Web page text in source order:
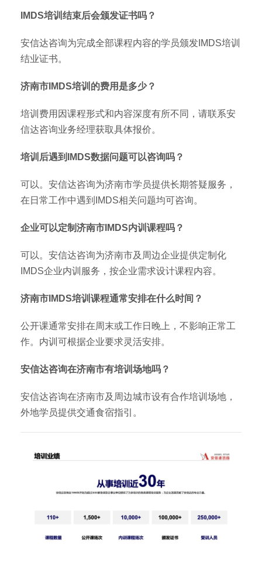
IMDS培训结束后会颁发证书吗？
安信达咨询为完成全部课程内容的学员颁发IMDS培训
结业证书。
济南市IMDS培训的费用是多少？
培训费用因课程形式和内容深度有所不同，请联系安
信达咨询业务经理获取具体报价。
培训后遇到IMDS数据问题可以咨询吗？
可以。安信达咨询为济南市学员提供长期答疑服务，
在日常工作中遇到IMDS相关问题均可咨询。
企业可以定制济南市IMDS内训课程吗？
可以。安信达咨询为济南市及周边企业提供定制化
IMDS企业内训服务，按企业需求设计课程内容。
济南市IMDS培训课程通常安排在什么时间？
公开课通常安排在周末或工作日晚上，不影响正常工
作。内训可根据企业要求灵活安排。
安信达咨询在济南市有培训场地吗？
安信达咨询在济南市及周边城市设有合作培训场地，
外地学员提供交通食宿指引。